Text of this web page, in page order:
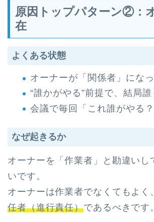
原因トップパターン②：
在
よくある状態
オーナーが「関係者」にな
“誰かがやる”前提で、結局
会議で毎回「これ誰がやる
なぜ起きるか
オーナーを「作業者」と勘違いし
いです。
オーナーは作業者でなくてもよく
任者（進行責任）であるべきです